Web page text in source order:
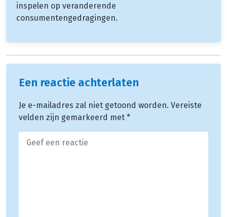
inspelen op veranderende
consumentengedragingen.
Een reactie achterlaten
Je e-mailadres zal niet getoond worden. Vereiste
velden zijn gemarkeerd met *